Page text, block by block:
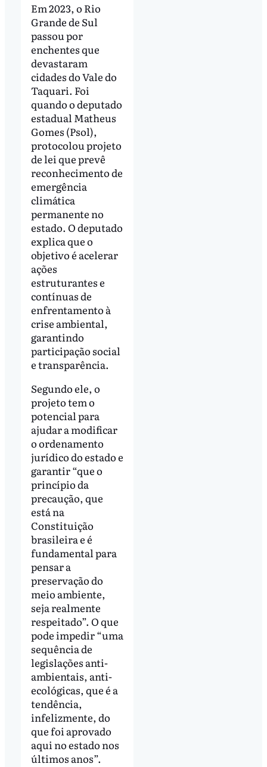
Em 2023, o Rio
Grande de Sul
passou por
enchentes que
devastaram
cidades do Vale do
Taquari. Foi
quando o deputado
estadual Matheus
Gomes (Psol),
protocolou projeto
de lei que prevê
reconhecimento de
emergência
climática
permanente no
estado. O deputado
explica que o
objetivo é acelerar
ações
estruturantes e
contínuas de
enfrentamento à
crise ambiental,
garantindo
participação social
e transparência.
Segundo ele, o
projeto tem o
potencial para
ajudar a modificar
o ordenamento
jurídico do estado e
garantir “que o
princípio da
precaução, que
está na
Constituição
brasileira e é
fundamental para
pensar a
preservação do
meio ambiente,
seja realmente
respeitado”. O que
pode impedir “uma
sequência de
legislações anti-
ambientais, anti-
ecológicas, que é a
tendência,
infelizmente, do
que foi aprovado
aqui no estado nos
últimos anos”.